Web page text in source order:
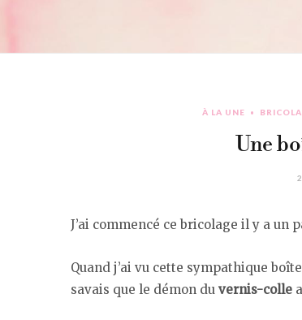
À LA UNE
Une
J’ai commencé ce bricolage il y a un
Quand j’ai vu cette sympathique
savais que le démon du vernis-colle